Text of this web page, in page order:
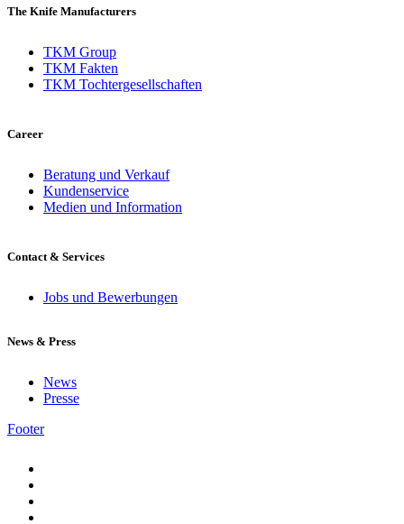
The Knife Manufacturers
TKM Group
TKM Fakten
TKM Tochtergesellschaften
Career
Beratung und Verkauf
Kundenservice
Medien und Information
Contact & Services
Jobs und Bewerbungen
News & Press
News
Presse
Footer